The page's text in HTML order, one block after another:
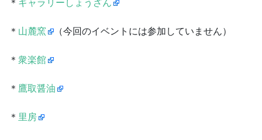
＊ ギャラリーしょうざん
＊ 山麓窯 （今回のイベントには参加していません）
＊ 衆楽館
＊ 鷹取醤油
＊ 里房